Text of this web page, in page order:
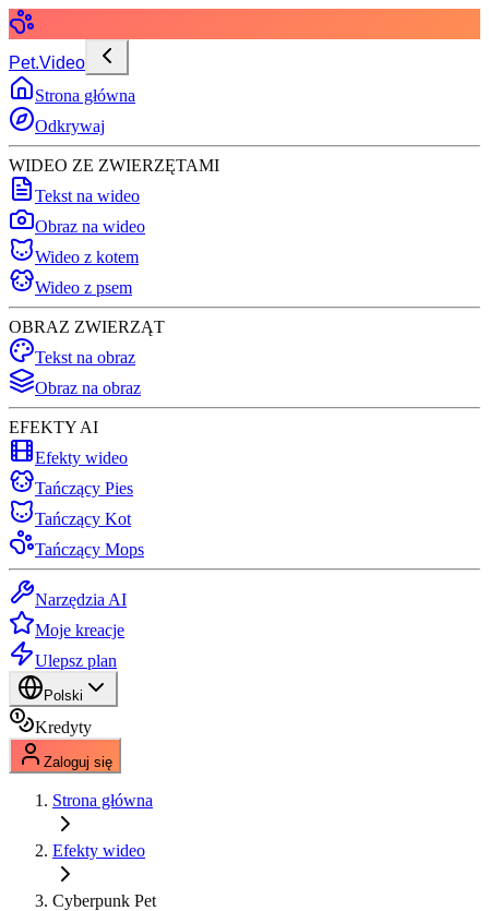
Pet.Video
Strona główna
Odkrywaj
WIDEO ZE ZWIERZĘTAMI
Tekst na wideo
Obraz na wideo
Wideo z kotem
Wideo z psem
OBRAZ ZWIERZĄT
Tekst na obraz
Obraz na obraz
EFEKTY AI
Efekty wideo
Tańczący Pies
Tańczący Kot
Tańczący Mops
Narzędzia AI
Moje kreacje
Ulepsz plan
Polski
Kredyty
Zaloguj się
Strona główna
Efekty wideo
Cyberpunk Pet